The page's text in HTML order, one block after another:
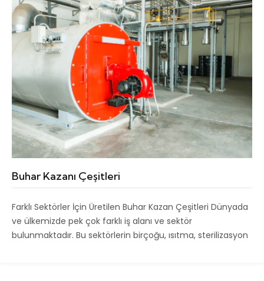
Buhar Kazanı Çeşitleri
Farklı Sektörler İçin Üretilen Buhar Kazan Çeşitleri Dünyada
ve ülkemizde pek çok farklı iş alanı ve sektör
bulunmaktadır. Bu sektörlerin birçoğu, ısıtma, sterilizasyon